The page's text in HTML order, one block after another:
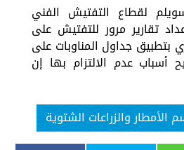
لقطاع التفتيش الفني
تقارير مرور للتفتيش على
بتطبيق جداول المناوبات على
أسباب عدم الالتزام بها إن
الأمطار والزراعات الشتوية